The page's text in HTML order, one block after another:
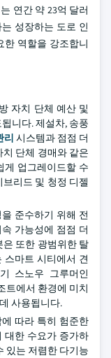
연간 약 23억 달러
성장하는 도로 인
역할을 강조합니
자치 단체 예산 및
니다. 제설차, 송풍
리 시스템과 점점 더
치 단체 경매와 같은
게 업그레이드할 수
브리드 및 청정 디젤
준수하기 위해 전
가능성에 점점 더
또한 광범위한 탈
스마트 시티에서 견
스노우 그루머인
트에서 환경에 미치
사용됩니다.
따라 특히 험준한
대한 수요가 증가하
있는 저렴한 다기능